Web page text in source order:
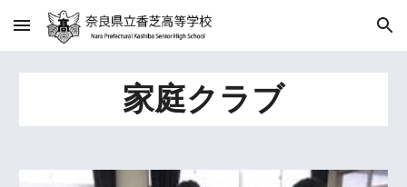
Skip to main content Skip to navigation
家庭クラブ